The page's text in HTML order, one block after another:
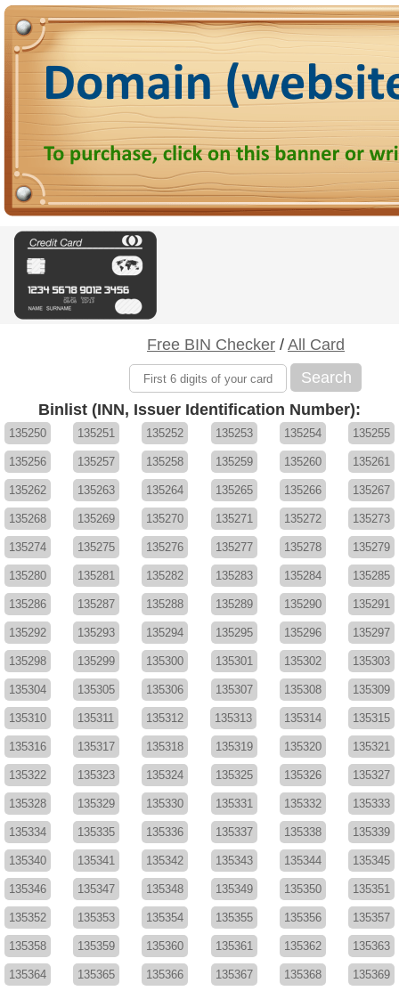
Free BIN Checker / All Card
Search
Binlist (INN, Issuer Identification Number):
135250 135251 135252 135253 135254 135255
135256 135257 135258 135259 135260 135261
135262 135263 135264 135265 135266 135267
135268 135269 135270 135271 135272 135273
135274 135275 135276 135277 135278 135279
135280 135281 135282 135283 135284 135285
135286 135287 135288 135289 135290 135291
135292 135293 135294 135295 135296 135297
135298 135299 135300 135301 135302 135303
135304 135305 135306 135307 135308 135309
135310 135311 135312 135313 135314 135315
135316 135317 135318 135319 135320 135321
135322 135323 135324 135325 135326 135327
135328 135329 135330 135331 135332 135333
135334 135335 135336 135337 135338 135339
135340 135341 135342 135343 135344 135345
135346 135347 135348 135349 135350 135351
135352 135353 135354 135355 135356 135357
135358 135359 135360 135361 135362 135363
135364 135365 135366 135367 135368 135369